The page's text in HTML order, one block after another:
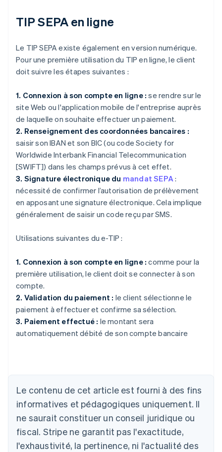
TIP SEPA en ligne
Le TIP SEPA existe également en version numérique.
Pour une première utilisation du TIP en ligne, le client
doit suivre les étapes suivantes :
1. Connexion à son compte en ligne : se rendre sur le
site Web ou l'application mobile de l'entreprise auprès
de laquelle on souhaite effectuer un paiement.
2. Renseignement des coordonnées bancaires :
saisir son IBAN et son BIC (ou code Society for
Worldwide Interbank Financial Telecommunication
[SWIFT]) dans les champs prévus à cet effet.
3. Signature électronique du mandat SEPA:
nécessité de confirmer l’autorisation de prélèvement
en apposant une signature électronique. Cela implique
généralement de saisir un code reçu par SMS.
Utilisations suivantes du e-TIP :
1. Connexion à son compte en ligne : comme pour la
première utilisation, le client doit se connecter à son
compte.
2. Validation du paiement : le client sélectionne le
paiement à effectuer et confirme sa sélection.
3. Paiement effectué : le montant sera
automatiquement débité de son compte bancaire
Le contenu de cet article est fourni à des fins
informatives et pédagogiques uniquement. Il
ne saurait constituer un conseil juridique ou
fiscal. Stripe ne garantit pas l'exactitude,
l'exhaustivité, la pertinence, ni l'actualité des
DeutschEnglish
English
Autriche
Deutsch English
Belgique
NederlandsFrançaisDeutschEnglish